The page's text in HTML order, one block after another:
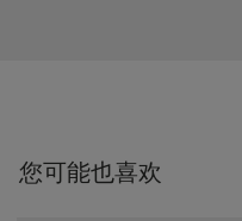
您可能也喜欢